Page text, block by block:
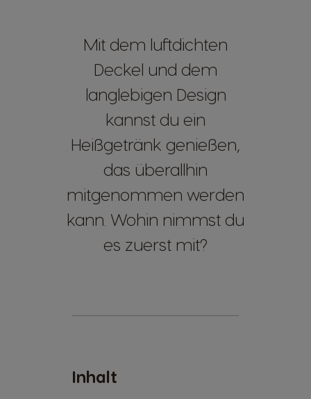
Mit dem luftdichten
Deckel und dem
langlebigen Design
kannst du ein
Heißgetränk genießen,
das überallhin
mitgenommen werden
kann. Wohin nimmst du
es zuerst mit?
Inhalt